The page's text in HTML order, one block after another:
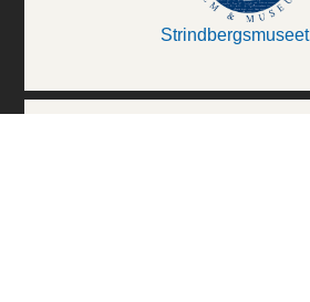
Strindbergsmuseet